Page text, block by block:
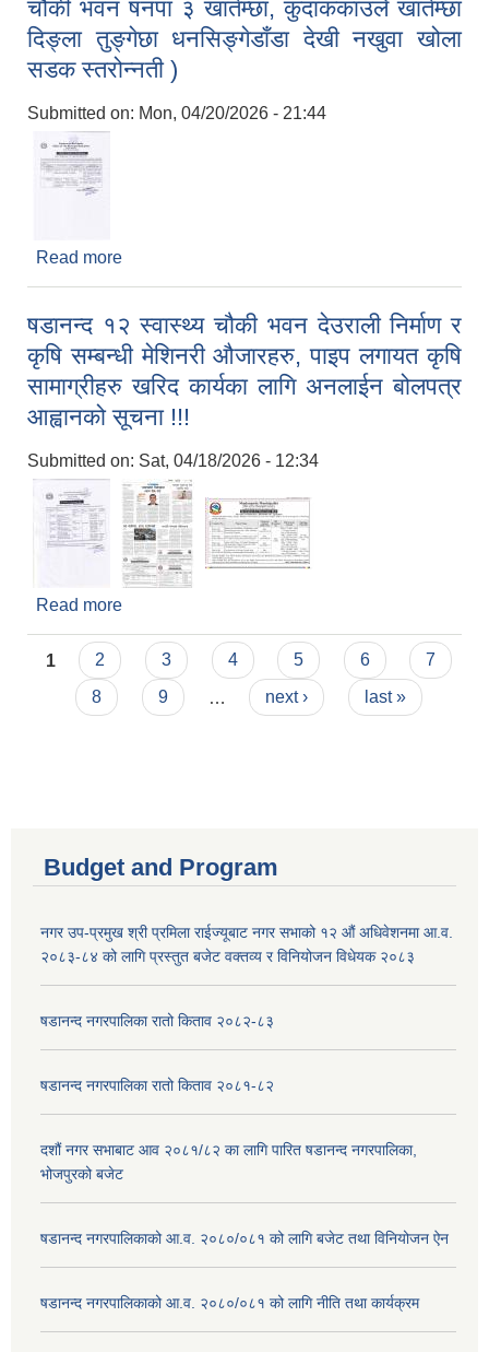
चौकी भवन षनपा ३ खार्तम्छा, कुदाककाउले खार्तम्छा
दिङ्ला तुङ्गेछा धनसिङ्गेडाँडा देखी नखुवा खोला
सडक स्तरोन्नती )
Submitted on: Mon, 04/20/2026 - 21:44
Read more
षडानन्द १२ स्वास्थ्य चौकी भवन देउराली निर्माण र
कृषि सम्बन्धी मेशिनरी औजारहरु, पाइप लगायत कृषि
सामाग्रीहरु खरिद कार्यका लागि अनलाईन बोलपत्र
आह्वानको सूचना !!!
Submitted on: Sat, 04/18/2026 - 12:34
Read more
सामाग्रीहरु खरिद कार्यका लागि अनलाईन बोलपत्र
आह्वानको सूचना !!!
Pages
1 2 3 4 5 6
7
8
9 next › last »
Budget and Program
नगर उप-प्रमुख श्री प्रमिला राईज्यूबाट नगर सभाको १२ ‍औं अधिवेशनमा आ.व.
२०८३-८४ को लागि प्रस्तुत बजेट वक्तव्य र विनियोजन विधेयक २०८३
षडानन्द नगरपालिका रातो किताव २०८२-८३
षडानन्द नगरपालिका रातो किताव २०८१-८२
दशौं नगर सभाबाट आव २०८१/८२ का लागि पारित षडानन्द नगरपालिका,
भोजपुरको बजेट
षडानन्द नगरपालिकाको आ.व. २०८०/०८१ को लागि बजेट तथा विनियोजन ऐन
षडानन्द नगरपालिकाको आ.व. २०८०/०८१ को लागि नीति तथा कार्यक्रम